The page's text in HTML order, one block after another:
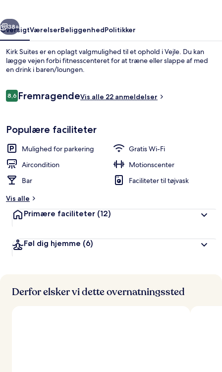
Næste
38+
OversigtVærelserBeliggenhedPolitikker
Kirk Suites er en oplagt valgmulighed til et ophold i Vejle. Du kan
lægge vejen forbi fitnesscenteret for at træne eller slappe af med
en drink i baren/loungen.
Anmeldelser
8,68,6 ud af 10.
FremragendeVis alle 22 anmeldelser
Populære faciliteter
Mulighed for parkering
Gratis Wi-Fi
Aircondition
Motionscenter
Bar
Faciliteter til tøjvask
Vis alle
Primære faciliteter (12)
Føl dig hjemme (6)
Derfor elsker vi dette overnatningssted